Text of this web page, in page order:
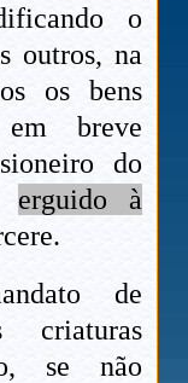
o
outros, na
os bens
breve
do
erguido à
de
criaturas
se não